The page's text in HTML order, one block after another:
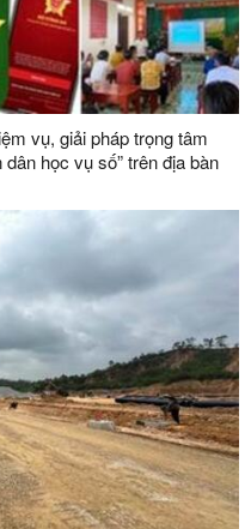
vụ, giải pháp trọng tâm
học vụ số” trên địa bàn